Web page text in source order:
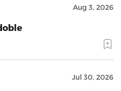
Aug 3, 2026
Jul 30, 2026